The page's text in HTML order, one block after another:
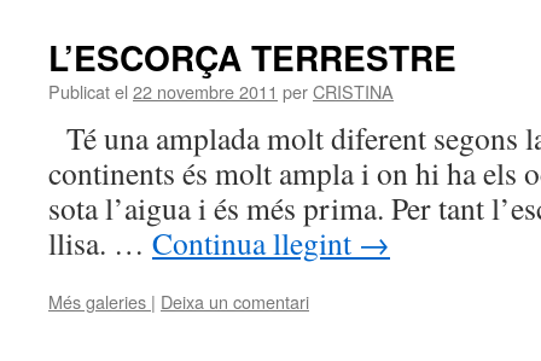
L’ESCORÇA TERRESTRE
Publicat el 22 novembre 2011 perCRISTINA
Té una amplada molt diferent segons
continents és molt ampla i on hi ha els
sota l’aigua i és més prima. Per tant
llisa. … Continua llegint →
Més galeries | Deixa un comentari